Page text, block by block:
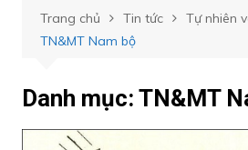
Trang chủ Tin tức
Tự nhiên
TN&MT Nam bộ
Danh mục: TN&MT